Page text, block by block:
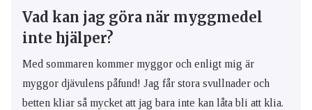
Vad kan jag göra när myggmedel
inte hjälper?
Med sommaren kommer myggor och enligt mig är
myggor djävulens påfund! Jag får stora svullnader och
betten kliar så mycket att jag bara inte kan låta bli att klia.